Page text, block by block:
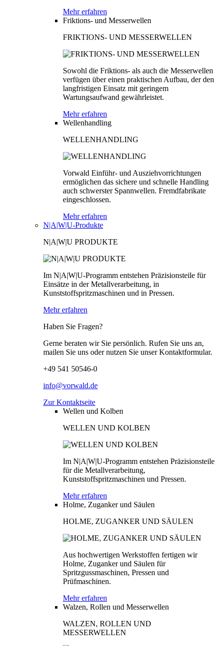
Mehr erfahren
Friktions- und Messerwellen
FRIKTIONS- UND MESSERWELLEN
Sowohl die Friktions- als auch die Messerwellen
verfügen über einen praktischen Aufbau, der den
langfristigen Einsatz mit geringem
Wartungsaufwand gewährleistet.
Mehr erfahren
Wellenhandling
WELLENHANDLING
Vorwald Einführ- und Ausziehvorrichtungen
ermöglichen das sichere und schnelle Handling
auch schwerster Spannwellen. Fremdfabrikate
eingeschlossen.
Mehr erfahren
N|A|W|U-Produkte
N|A|W|U PRODUKTE
Im N|A|W|U-Programm entstehen Präzisionsteile für
Einsätze in der Metallverarbeitung, in
Kunststoffspritzmaschinen und in Pressen.
Mehr erfahren
Haben Sie Fragen?
Gerne beraten wir Sie persönlich. Rufen Sie uns an,
mailen Sie uns oder nutzen Sie unser Kontaktformular.
+49 541 50546-0
info@vorwald.de
Zur Kontaktseite
Wellen und Kolben
WELLEN UND KOLBEN
Im N|A|W|U-Programm entstehen Präzisionsteile
für die Metallverarbeitung,
Kunststoffspritzmaschinen und Pressen.
Mehr erfahren
Holme, Zuganker und Säulen
HOLME, ZUGANKER UND SÄULEN
Aus hochwertigen Werkstoffen fertigen wir
Holme, Zuganker und Säulen für
Spritzgussmaschinen, Pressen und
Prüfmaschinen.
Mehr erfahren
Walzen, Rollen und Messerwellen
WALZEN, ROLLEN UND
MESSERWELLEN